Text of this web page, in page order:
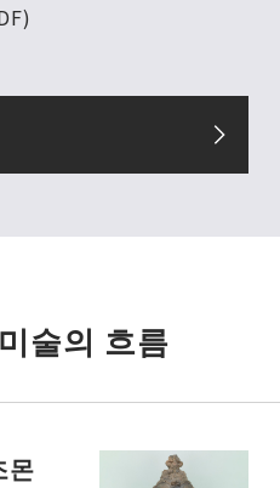
술의 흐름
몬